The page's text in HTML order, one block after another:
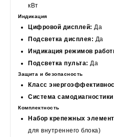
кВт
Индикация
Цифровой дисплей: Да
Подсветка дисплея: Да
Индикация режимов
Подсветка пульта: Да
Защита и безопасность
Класс
Система
Комплектность
Набор крепежных
для внутреннего блока)